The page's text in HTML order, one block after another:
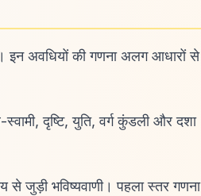
इन अवधियों की गणना अलग आधारों से
दृष्टि, युति, वर्ग कुंडली और दशा
जुड़ी भविष्यवाणी। पहला स्तर गणना